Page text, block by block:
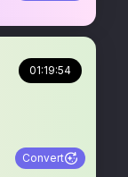
01:19:54
Convert